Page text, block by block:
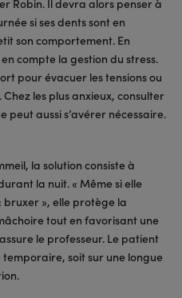
Robin. Il devra alors penser à
si ses dents sont en
son comportement. En
compte la gestion du stress.
pour évacuer les tensions ou
les plus anxieux, consulter
peut aussi s’avérer nécessaire.
la solution consiste à
la nuit. « Même si elle
bruxer », elle protège la
tout en favorisant une
le professeur. Le patient
soit sur une longue